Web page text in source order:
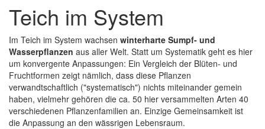
Teich im System
Im Teich im System wachsen winterharte Sumpf- und
Wasserpflanzen aus aller Welt. Statt um Systematik geht es hier
um konvergente Anpassungen: Ein Vergleich der Blüten- und
Fruchtformen zeigt nämlich, dass diese Pflanzen
verwandtschaftlich ("systematisch") nichts miteinander gemein
haben, vielmehr gehören die ca. 50 hier versammelten Arten 40
verschiedenen Pflanzenfamilien an. Einzige Gemeinsamkeit ist
die Anpassung an den wässrigen Lebensraum.